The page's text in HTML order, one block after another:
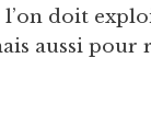
l’on doit
aussi